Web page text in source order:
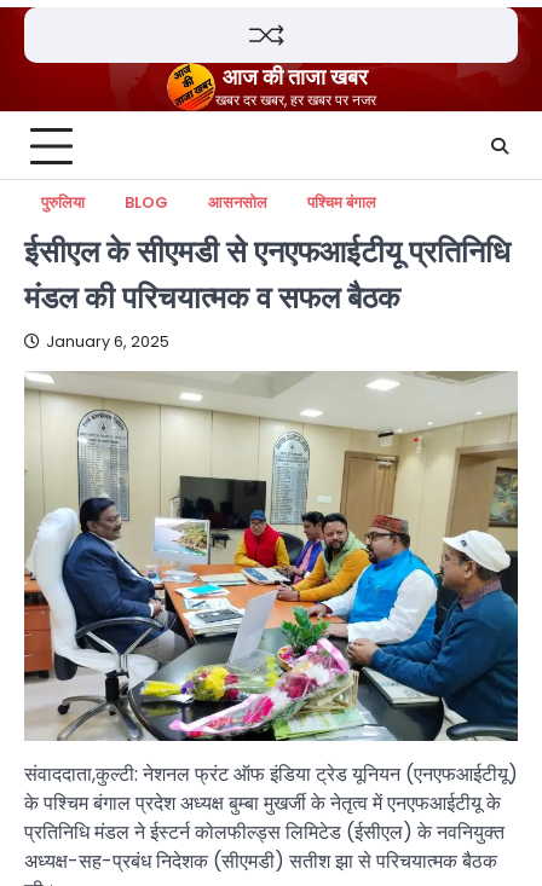
Skip
content
आज की ताजा खबर
खबर दर खबर, हर खबर पर नजर
पुरुलिया BLOG आसनसोल पश्चिम बंगाल
ईसीएल के सीएमडी से एनएफआईटीयू प्रतिनिधि
मंडल की परिचयात्मक व सफल बैठक
January 6, 2025
संवाददाता,कुल्टी: नेशनल फ्रंट ऑफ इंडिया ट्रेड यूनियन (एनएफआईटीयू)
के पश्चिम बंगाल प्रदेश अध्यक्ष बुम्बा मुखर्जी के नेतृत्व में एनएफआईटीयू के
प्रतिनिधि मंडल ने ईस्टर्न कोलफील्ड्स लिमिटेड (ईसीएल) के नवनियुक्त
अध्यक्ष-सह-प्रबंध निदेशक (सीएमडी) सतीश झा से परिचयात्मक बैठक